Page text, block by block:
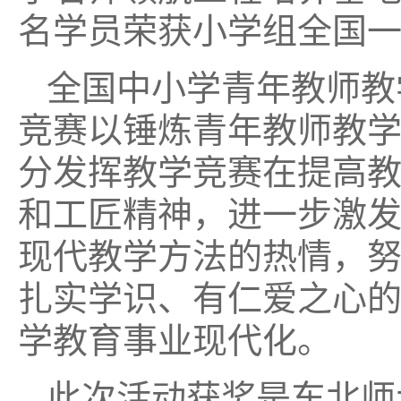
名学员荣获小学组全国
全国中小学青年教师
竞赛以锤炼青年教师教
分发挥教学竞赛在提高
和工匠精神，进一步激
现代教学方法的热情，
扎实学识、有仁爱之心
学教育事业现代化。